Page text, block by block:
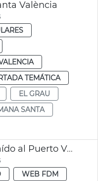
València
TEMÁTICA
EL GRAU
SANTA
Tráfico carrera Paso Raído al Puerto València
WEB FDM